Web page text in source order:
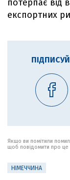
потерпає від
експортних
Якщо ви помітили
щоб повідомити про це
НІМЕЧЧИНА